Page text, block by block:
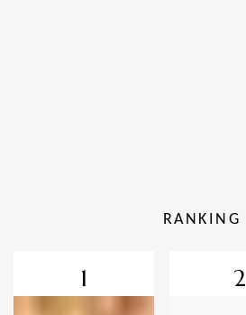
RANKING
1 2